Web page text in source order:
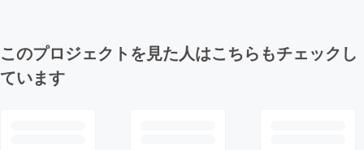
このプロジェクトを見た人はこちらもチェックし
ています